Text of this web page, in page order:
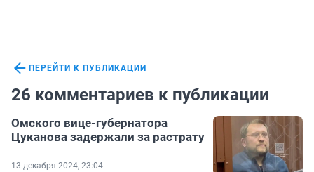
ПЕРЕЙТИ К ПУБЛИКАЦИИ
26 комментариев к публикации
Омского вице-губернатора
Цуканова задержали за растрату
13 декабря 2024, 23:04